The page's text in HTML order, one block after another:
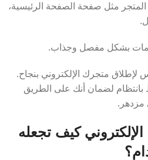
مثل صفحة الصفحة الرئيسية،
بشكل مفصل وجذاب.
لإطلاق متجرك الإلكتروني بنجاح.
بانتظام لضمان أنك على الطريق
مزدهر.
كيف تجعله